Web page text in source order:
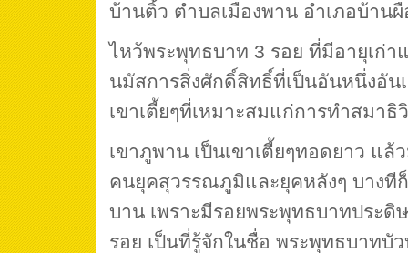
บ้านติ้ว ตำบลเมืองพาน อำเภอบ้าน
ไหว้พระพุทธบาท 3 รอย ที่มีอายุเก่
นมัสการสิ่งศักดิ์สิทธิ์ที่เป็นอันหนึ่งอัน
เขาเตี้ยๆที่เหมาะสมแก่การทำสมา
เขาภูพาน เป็นเขาเตี้ยๆทอดยาว แล้
คนยุคสุวรรณภูมิและยุคหลังๆ บางที
บาน เพราะมีรอยพระพุทธบาทประดิ
รอย เป็นที่รู้จักในชื่อ พระพุทธบาทบั